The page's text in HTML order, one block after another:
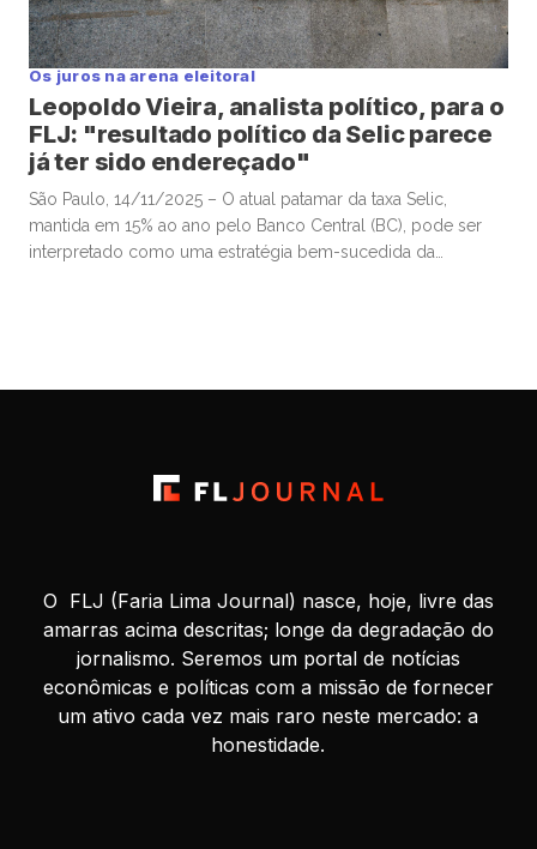
Os juros na arena eleitoral
Leopoldo Vieira, analista político, para o
FLJ: "resultado político da Selic parece
já ter sido endereçado"
São Paulo, 14/11/2025 – O atual patamar da taxa Selic,
mantida em 15% ao ano pelo Banco Central (BC), pode ser
interpretado como uma estratégia bem-sucedida da
O FLJ (Faria Lima Journal) nasce, hoje, livre das
amarras acima descritas; longe da degradação do
jornalismo. Seremos um portal de notícias
econômicas e políticas com a missão de fornecer
um ativo cada vez mais raro neste mercado: a
honestidade.